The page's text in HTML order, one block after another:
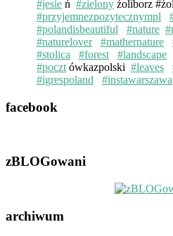
#jesie ń #zielony żoliborz
#przyjemnezpozytecznympl
#polandisbeautiful
#nature
#naturelover
#mathernature
#stolica
#forest #landscape
#poczt ówkazpolski #leaves
#igrespoland
#instawarszawa
facebook
zBLOGowani
archiwum